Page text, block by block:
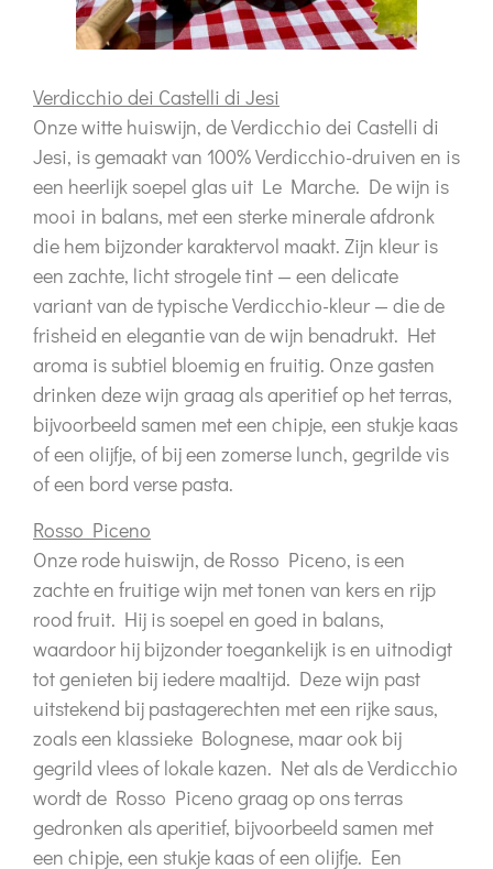
Verdicchio dei Castelli di Jesi
Onze witte huiswijn, deVerdicchio dei Castelli di
Jesi, is gemaakt van 100% Verdicchio-druiven en is
een heerlijk soepel glas uit Le Marche. De wijn is
mooi in balans, met een sterke minerale afdronk
die hem bijzonder karaktervol maakt. Zijn kleur is
een zachte, licht strogele tint — een delicate
variant van de typische Verdicchio-kleur — die de
frisheid en elegantie van de wijn benadrukt. Het
aroma is subtiel bloemig en fruitig. Onze gasten
drinken deze wijn graag als aperitief op het terras,
bijvoorbeeld samen met een chipje, een stukje kaas
of een olijfje, of bij een zomerse lunch, gegrilde vis
of een bord verse pasta.
Rosso Piceno
Onze rode huiswijn, de Rosso Piceno, is een
zachte en fruitige wijn met tonen van kers en rijp
rood fruit. Hij is soepel en goed in balans,
waardoor hij bijzonder toegankelijk is en uitnodigt
tot genieten bij iedere maaltijd. Deze wijn past
uitstekend bij pastagerechten met een rijke saus,
zoals een klassieke Bolognese, maar ook bij
gegrild vlees of lokale kazen. Net als de Verdicchio
wordt de Rosso Piceno graag op ons terras
gedronken als aperitief, bijvoorbeeld samen met
een chipje, een stukje kaas of een olijfje. Een